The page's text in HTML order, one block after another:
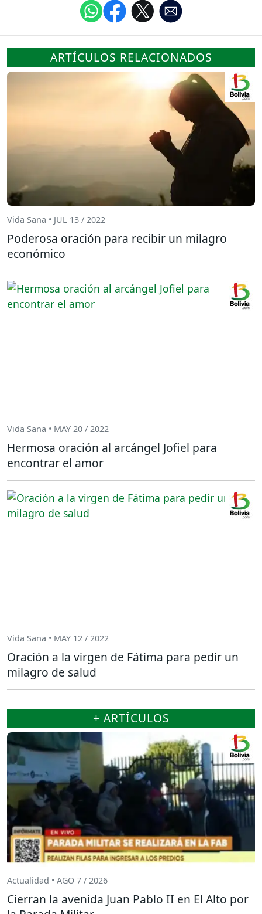
ARTÍCULOS RELACIONADOS
Vida Sana • JUL 13 / 2022
Poderosa oración para recibir un milagro
económico
Vida Sana • MAY 20 / 2022
Hermosa oración al arcángel Jofiel para
encontrar el amor
Vida Sana • MAY 12 / 2022
Oración a la virgen de Fátima para pedir un
milagro de salud
+ ARTÍCULOS
Actualidad • AGO 7 / 2026
Cierran la avenida Juan Pablo II en El Alto por